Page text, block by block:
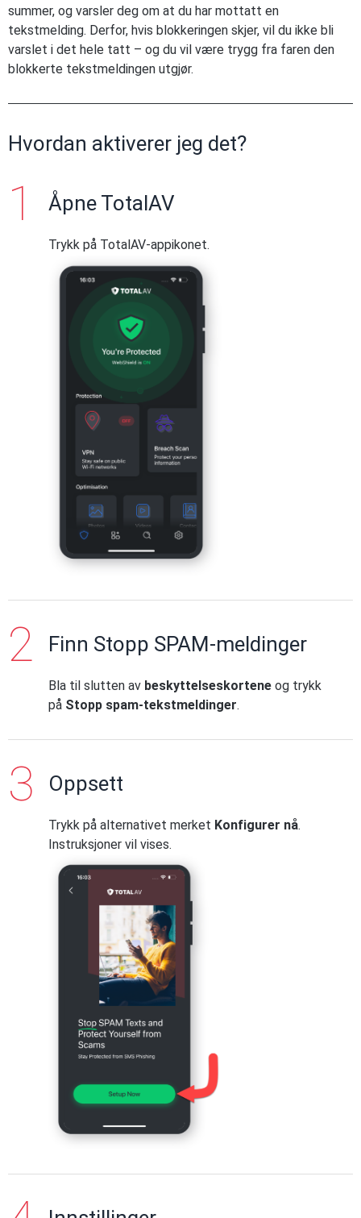
summer, og varsler deg om at du har mottatt en
tekstmelding. Derfor, hvis blokkeringen skjer, vil du ikke bli
varslet i det hele tatt – og du vil være trygg fra faren den
blokkerte tekstmeldingen utgjør.
Hvordan aktiverer jeg det?
Åpne TotalAV
Trykk på TotalAV-appikonet.
Finn Stopp SPAM-meldinger
Bla til slutten av beskyttelseskortene og trykk
på Stopp spam-tekstmeldinger.
Oppsett
Trykk på alternativet merket Konfigurer nå.
Instruksjoner vil vises.